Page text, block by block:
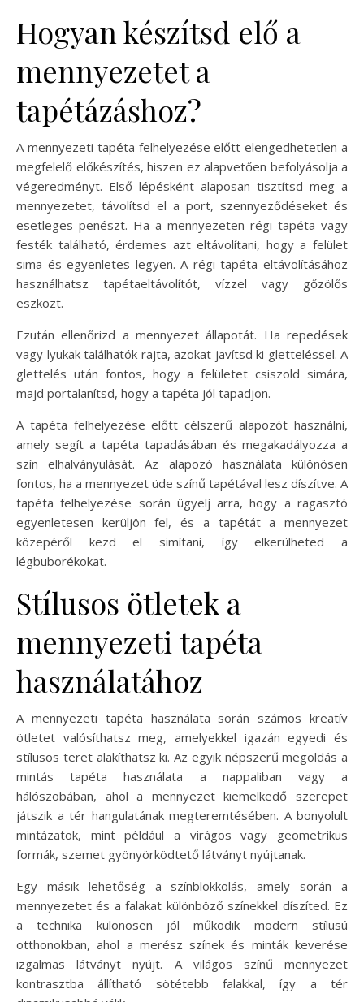
Hogyan készítsd elő a
mennyezetet a
tapétázáshoz?
A mennyezeti tapéta felhelyezése előtt elengedhetetlen a
megfelelő előkészítés, hiszen ez alapvetően befolyásolja a
végeredményt. Első lépésként alaposan tisztítsd meg a
mennyezetet, távolítsd el a port, szennyeződéseket és
esetleges penészt. Ha a mennyezeten régi tapéta vagy
festék található, érdemes azt eltávolítani, hogy a felület
sima és egyenletes legyen. A régi tapéta eltávolításához
használhatsz tapétaeltávolítót, vízzel vagy gőzölős
eszközt.
Ezután ellenőrizd a mennyezet állapotát. Ha repedések
vagy lyukak találhatók rajta, azokat javítsd ki gletteléssel. A
glettelés után fontos, hogy a felületet csiszold simára,
majd portalanítsd, hogy a tapéta jól tapadjon.
A tapéta felhelyezése előtt célszerű alapozót használni,
amely segít a tapéta tapadásában és megakadályozza a
szín elhalványulását. Az alapozó használata különösen
fontos, ha a mennyezet üde színű tapétával lesz díszítve. A
tapéta felhelyezése során ügyelj arra, hogy a ragasztó
egyenletesen kerüljön fel, és a tapétát a mennyezet
közepéről kezd el simítani, így elkerülheted a
légbuborékokat.
Stílusos ötletek a
mennyezeti tapéta
használatához
A mennyezeti tapéta használata során számos kreatív
ötletet valósíthatsz meg, amelyekkel igazán egyedi és
stílusos teret alakíthatsz ki. Az egyik népszerű megoldás a
mintás tapéta használata a nappaliban vagy a
hálószobában, ahol a mennyezet kiemelkedő szerepet
játszik a tér hangulatának megteremtésében. A bonyolult
mintázatok, mint például a virágos vagy geometrikus
formák, szemet gyönyörködtető látványt nyújtanak.
Egy másik lehetőség a színblokkolás, amely során a
mennyezetet és a falakat különböző színekkel díszíted. Ez
a technika különösen jól működik modern stílusú
otthonokban, ahol a merész színek és minták keverése
izgalmas látványt nyújt. A világos színű mennyezet
kontrasztba állítható sötétebb falakkal, így a tér